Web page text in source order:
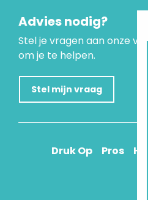
Advies nodig?
Stel je vragen aan onze
om je te helpen.
Stel mijn vraag
Druk Op Pros